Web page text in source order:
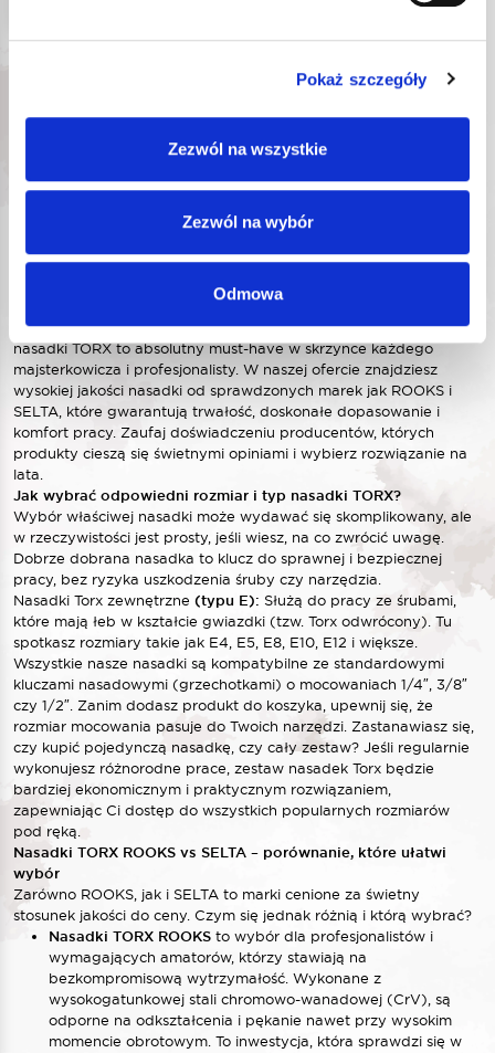
Pokaż szczegóły
Zezwól na wszystkie
Zezwól na wybór
Odmowa
Nasadki TORX ROOKS i SELTA – szeroki wybór do każdego
Potrzebujesz narzędzi, które nie zawiodą Cię podczas
precyzyjnych prac w warsztacie lub przy naprawie samochodu?
Śruby z gniazdem typu gwiazdka (Torx) wymagają
specjalistycznych, ale niezawodnych rozwiązań. Właśnie dlatego
nasadki TORX to absolutny must-have w skrzynce każdego
majsterkowicza i profesjonalisty. W naszej ofercie znajdziesz
wysokiej jakości nasadki od sprawdzonych marek jak ROOKS i
SELTA, które gwarantują trwałość, doskonałe dopasowanie i
komfort pracy. Zaufaj doświadczeniu producentów, których
produkty cieszą się świetnymi opiniami i wybierz rozwiązanie na
lata.
Jak wybrać odpowiedni rozmiar i typ nasadki TORX?
Wybór właściwej nasadki może wydawać się skomplikowany, ale
w rzeczywistości jest prosty, jeśli wiesz, na co zwrócić uwagę.
Dobrze dobrana nasadka to klucz do sprawnej i bezpiecznej
pracy, bez ryzyka uszkodzenia śruby czy narzędzia.
Nasadki Torx zewnętrzne (typu E): Służą do pracy ze śrubami,
które mają łeb w kształcie gwiazdki (tzw. Torx odwrócony). Tu
spotkasz rozmiary takie jak E4, E5, E8, E10, E12 i większe.
Wszystkie nasze nasadki są kompatybilne ze standardowymi
kluczami nasadowymi (grzechotkami) o mocowaniach 1/4″, 3/8″
czy 1/2″. Zanim dodasz produkt do koszyka, upewnij się, że
rozmiar mocowania pasuje do Twoich narzędzi. Zastanawiasz się,
czy kupić pojedynczą nasadkę, czy cały zestaw? Jeśli regularnie
wykonujesz różnorodne prace, zestaw nasadek Torx będzie
bardziej ekonomicznym i praktycznym rozwiązaniem,
zapewniając Ci dostęp do wszystkich popularnych rozmiarów
pod ręką.
Nasadki TORX ROOKS vs SELTA – porównanie, które ułatwi
wybór
Zarówno ROOKS, jak i SELTA to marki cenione za świetny
stosunek jakości do ceny. Czym się jednak różnią i którą wybrać?
Nasadki TORX ROOKS to wybór dla profesjonalistów i
wymagających amatorów, którzy stawiają na
bezkompromisową wytrzymałość. Wykonane z
wysokogatunkowej stali chromowo-wanadowej (CrV), są
odporne na odkształcenia i pękanie nawet przy wysokim
momencie obrotowym. To inwestycja, która sprawdzi się w